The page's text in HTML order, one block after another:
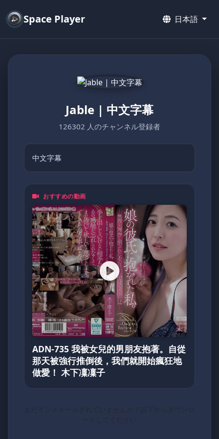
Space Player 日本語
Jable | 中文字幕
126302 人のチャンネル登録者
中文字幕
おすすめの動画
ADN-735 我被女兒的男朋友抱著。自從
那天被強行推倒後，我們就開始瘋狂地
做愛！ 木下凜凜子
まだインストールされていませんか？以下からダウンロ
ードしてください